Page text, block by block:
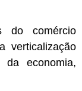
do comércio
verticalização
da economia,